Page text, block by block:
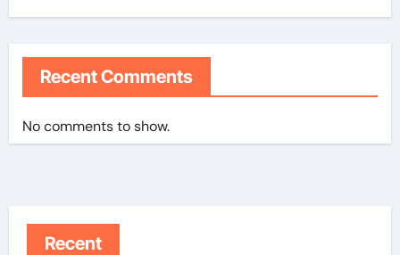
Recent Comments
No comments to show.
Recent